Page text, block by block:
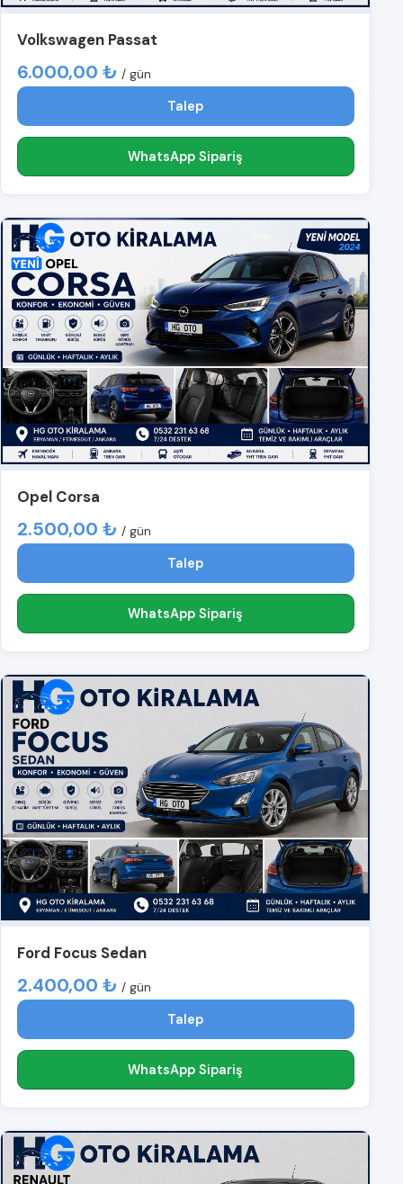
Volkswagen Passat
6.000,00 ₺ / gün
Talep
WhatsApp Sipariş
Opel Corsa
2.500,00 ₺ / gün
Talep
WhatsApp Sipariş
Ford Focus Sedan
2.400,00 ₺ / gün
Talep
WhatsApp Sipariş